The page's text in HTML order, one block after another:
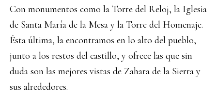
Con monumentos como la Torre del Reloj, la Iglesia
de Santa María de la Mesa y la Torre del Homenaje.
Ésta última, la encontramos en lo alto del pueblo,
junto a los restos del castillo, y ofrece las que sin
duda son las mejores vistas de Zahara de la Sierra y
sus alrededores.